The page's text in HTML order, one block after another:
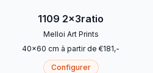
1109 2x3ratio
Melloi Art Prints
40x60 cm à partir de €181,-
Configurer